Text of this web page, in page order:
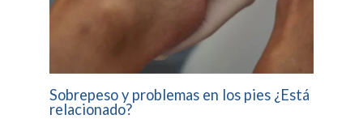
Sobrepeso y problemas en los pies ¿Está
relacionado?